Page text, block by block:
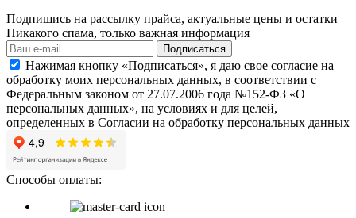
Подпишись на рассылку прайса, актуальные цены и остатки
Никакого спама, только важная информация
Подписаться
Нажимая кнопку «Подписаться», я даю свое согласие на
обработку моих персональных данных, в соответствии с
Федеральным законом от 27.07.2006 года №152-ФЗ «О
персональных данных», на условиях и для целей,
определенных в Согласии на обработку персональных данных
Способы оплаты: